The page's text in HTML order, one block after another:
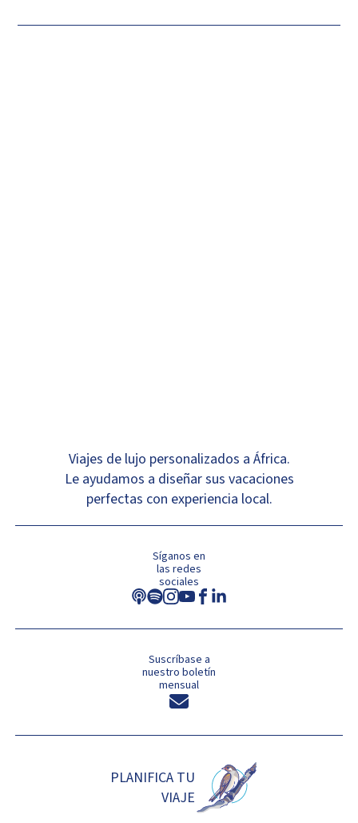
Viajes de lujo personalizados a África.
Le ayudamos a diseñar sus vacaciones
perfectas con experiencia local.
Síganos en
las redes
sociales
Suscríbase a
nuestro boletín
mensual
PLANIFICA TU
VIAJE